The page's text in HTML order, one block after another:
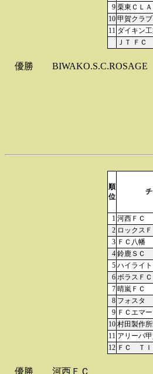
9 栗東ＣＬ
10 甲賀クラブ
11 ダイキン
ＪＴ ＦＣ
優勝 BIWAKO.S.C.ROSAGE
順
位
1 河西ＦＣ
2 ロックスＦ
3 ＦＣ八幡
4 鈴鹿ＳＣ
5 ハイライト
6 ボラスＦＣ
7 晴嵐ＦＣ
8 フォスタ
9 ＦＣエマ
10 村田製作所
11 アリーバ
12 ＦＣ ＴＩ
優勝 河西ＦＣ